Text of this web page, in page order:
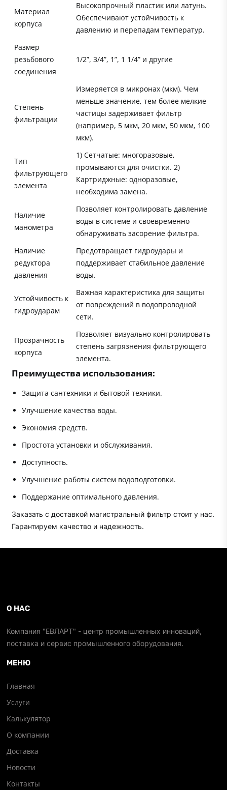
Материал
корпуса
Высокопрочный пластик или латунь.
Обеспечивают устойчивость к
давлению и перепадам температур.
Размер
резьбового
соединения
1/2”, 3/4”, 1”, 1 1/4” и другие
Степень
фильтрации
Измеряется в микронах (мкм). Чем
меньше значение, тем более мелкие
частицы задерживает фильтр
(например, 5 мкм, 20 мкм, 50 мкм, 100
мкм).
Тип
фильтрующего
элемента
1) Сетчатые: многоразовые,
промываются для очистки. 2)
Картриджные: одноразовые,
необходима замена.
Наличие
манометра
Позволяет контролировать давление
воды в системе и своевременно
обнаруживать засорение фильтра.
Наличие
редуктора
давления
Предотвращает гидроудары и
поддерживает стабильное давление
воды.
Устойчивость к
гидроударам
Важная характеристика для защиты
от повреждений в водопроводной
сети.
Прозрачность
корпуса
Позволяет визуально контролировать
степень загрязнения фильтрующего
элемента.
Преимущества использования:
Защита сантехники и бытовой техники.
Улучшение качества воды.
Экономия средств.
Простота установки и обслуживания.
Доступность.
Улучшение работы систем водоподготовки.
Поддержание оптимального давления.
Заказать с доставкой магистральный фильтр стоит у нас.
Гарантируем качество и надежность.
О НАС
Компания "ЕВЛАРТ" - центр промышленных инноваций,
поставка и сервис промышленного оборудования.
МЕНЮ
Главная
Услуги
Калькулятор
О компании
Доставка
Новости
Контакты